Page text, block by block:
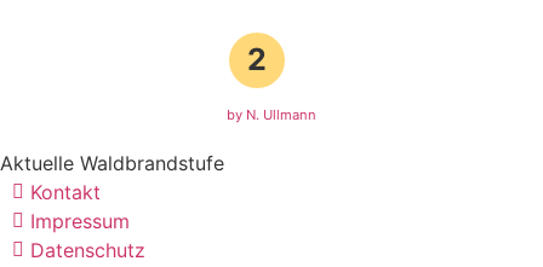
2
by N. Ullmann
Aktuelle Waldbrandstufe
Kontakt
Impressum
Datenschutz